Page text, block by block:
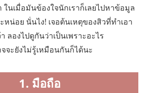
ในเมื่อมันข้องใจนักเราก็เลยไปหาข้อมูล
หน่อย นั่นไง! เจอต้นเหตุของสิวที่ทำเอา
ลองไปดูกันว่าเป็นเพราะอะไร
จะยังไม่รู้เหมือนกันก็ได้นะ
1. มือถือ